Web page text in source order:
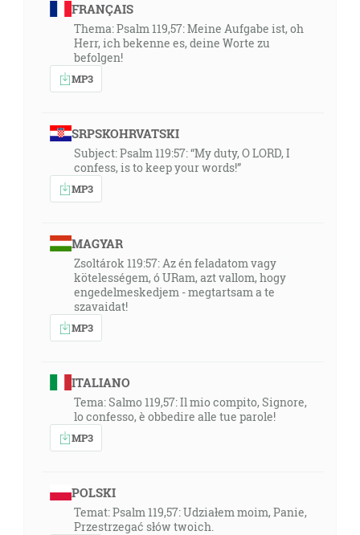
FRANÇAIS
Thema: Psalm 119,57: Meine Aufgabe ist, oh
Herr, ich bekenne es, deine Worte zu
befolgen!
MP3
SRPSKOHRVATSKI
Subject: Psalm 119:57: “My duty, O LORD, I
confess, is to keep your words!”
MP3
MAGYAR
Zsoltárok 119:57: Az én feladatom vagy
kötelességem, ó URam, azt vallom, hogy
engedelmeskedjem - megtartsam a te
szavaidat!
MP3
ITALIANO
Tema: Salmo 119,57: Il mio compito, Signore,
lo confesso, è obbedire alle tue parole!
MP3
POLSKI
Temat: Psalm 119,57: Udziałem moim, Panie,
Przestrzegać słów twoich.